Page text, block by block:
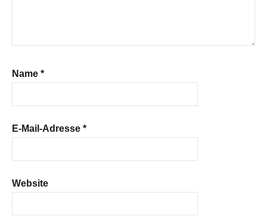
Name *
E-Mail-Adresse *
Website